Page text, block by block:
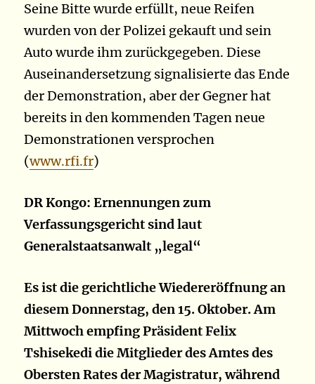
Seine Bitte wurde erfüllt, neue Reifen
wurden von der Polizei gekauft und sein
Auto wurde ihm zurückgegeben. Diese
Auseinandersetzung signalisierte das Ende
der Demonstration, aber der Gegner hat
bereits in den kommenden Tagen neue
Demonstrationen versprochen
(www.rfi.fr)
DR Kongo: Ernennungen zum
Verfassungsgericht sind laut
Generalstaatsanwalt „legal“
Es ist die gerichtliche Wiedereröffnung an
diesem Donnerstag, den 15. Oktober. Am
Mittwoch empfing Präsident Felix
Tshisekedi die Mitglieder des Amtes des
Obersten Rates der Magistratur, während